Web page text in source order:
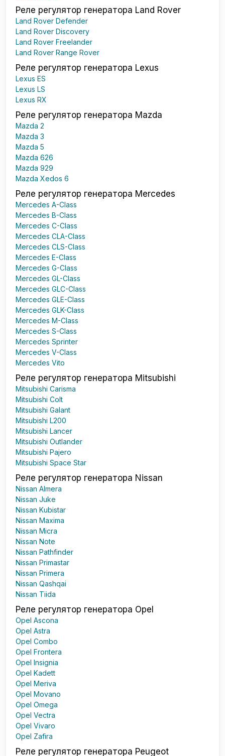
Реле регулятор генератора Land Rover
Land Rover Defender
Land Rover Discovery
Land Rover Freelander
Land Rover Range Rover
Реле регулятор генератора Lexus
Lexus ES
Lexus LS
Lexus RX
Реле регулятор генератора Mazda
Mazda 2
Mazda 3
Mazda 5
Mazda 626
Mazda 929
Mazda Xedos 6
Реле регулятор генератора Mercedes
Mercedes A-Class
Mercedes B-Class
Mercedes C-Class
Mercedes CLA-Class
Mercedes CLS-Class
Mercedes E-Class
Mercedes G-Class
Mercedes GL-Class
Mercedes GLC-Class
Mercedes GLE-Class
Mercedes GLK-Class
Mercedes M-Class
Mercedes S-Class
Mercedes Sprinter
Mercedes V-Class
Mercedes Vito
Реле регулятор генератора Mitsubishi
Mitsubishi Carisma
Mitsubishi Colt
Mitsubishi Galant
Mitsubishi L200
Mitsubishi Lancer
Mitsubishi Outlander
Mitsubishi Pajero
Mitsubishi Space Star
Реле регулятор генератора Nissan
Nissan Almera
Nissan Juke
Nissan Kubistar
Nissan Maxima
Nissan Micra
Nissan Note
Nissan Pathfinder
Nissan Primastar
Nissan Primera
Nissan Qashqai
Nissan Tiida
Реле регулятор генератора Opel
Opel Ascona
Opel Astra
Opel Combo
Opel Frontera
Opel Insignia
Opel Kadett
Opel Meriva
Opel Movano
Opel Omega
Opel Vectra
Opel Vivaro
Opel Zafira
Реле регулятор генератора Peugeot